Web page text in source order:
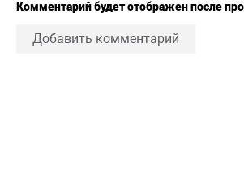
Комментарий будет отображен после
Добавить комментарий